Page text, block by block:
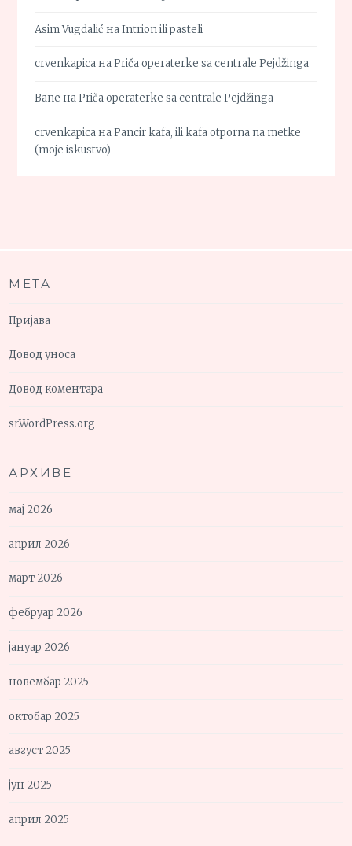
Asim Vugdalić наIntrion ili pasteli
crvenkapica наPriča operaterke sa centrale Pejdžinga
Bane наPriča operaterke sa centrale Pejdžinga
crvenkapica наPancir kafa, ili kafa otporna na metke
(moje iskustvo)
МЕТА
Пријава
Довод уноса
Довод коментара
sr.WordPress.org
АРХИВЕ
мај 2026
април 2026
март 2026
фебруар 2026
јануар 2026
новембар 2025
октобар 2025
август 2025
јун 2025
април 2025